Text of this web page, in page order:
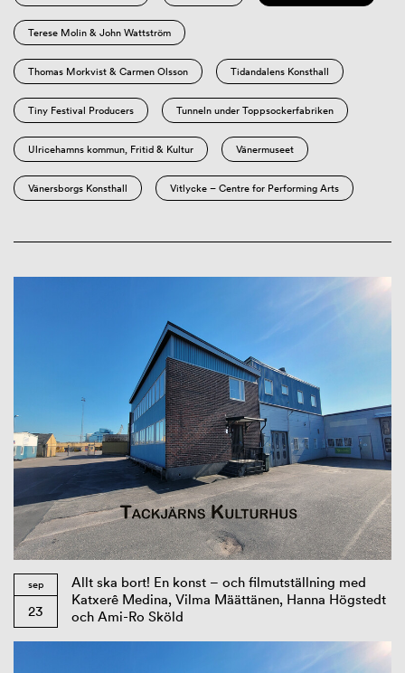
Terese Molin & John Wattström
Thomas Morkvist & Carmen Olsson Tidandalens Konsthall
Tiny Festival Producers Tunneln under Toppsockerfabriken
Ulricehamns kommun, Fritid & Kultur Vänermuseet
Vänersborgs Konsthall Vitlycke – Centre for Performing Arts
sep
23
Allt ska bort! En konst – och filmutställning med
Katxerê Medina, Vilma Määttänen, Hanna Högstedt
och Ami-Ro Sköld